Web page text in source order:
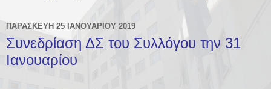
ΠΑΡΑΣΚΕΥΉ 25 ΙΑΝΟΥΑΡΊΟΥ 2019
Συνεδρίαση ΔΣ του Συλλόγου την 31
Ιανουαρίου